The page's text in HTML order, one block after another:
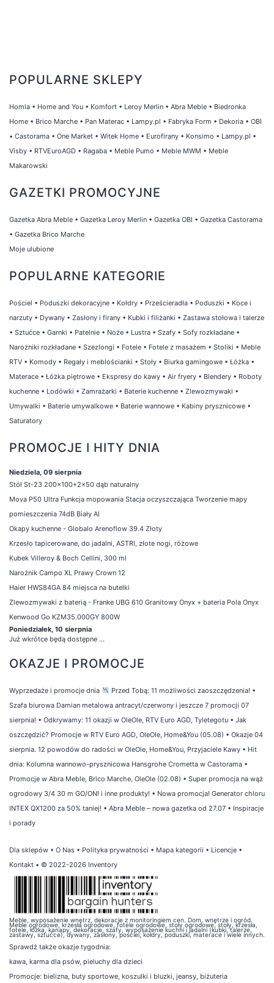
POPULARNE SKLEPY
Homla • Home and You • Komfort • Leroy Merlin • Abra Meble • Biedronka
Home • Brico Marche • Pan Materac • Lampy.pl • Fabryka Form • Dekoria • OBI
• Castorama • One Market • Witek Home • Eurofirany • Konsimo • Lampy.pl •
Visby • RTVEuroAGD • Ragaba • Meble Pumo • Meble MWM • Meble
Makarowski
GAZETKI PROMOCYJNE
Gazetka Abra Meble • Gazetka Leroy Merlin • Gazetka OBI • Gazetka Castorama
• Gazetka Brico Marche
Moje ulubione
POPULARNE KATEGORIE
Pościel • Poduszki dekoracyjne • Kołdry • Prześcieradła • Poduszki • Koce i
narzuty • Dywany • Zasłony i firany • Kubki i filiżanki • Zastawa stołowa i talerze
• Sztućce • Garnki • Patelnie • Noże • Lustra • Szafy • Sofy rozkładane •
Narożniki rozkładane • Szezlongi • Fotele • Fotele z masażem • Stoliki • Meble
RTV • Komody • Regały i meblościanki • Stoły • Biurka gamingowe • Łóżka •
Materace • Łóżka piętrowe • Ekspresy do kawy • Air fryery • Blendery • Roboty
kuchenne • Lodówki • Zamrażarki • Baterie kuchenne • Zlewozmywaki •
Umywalki • Baterie umywalkowe • Baterie wannowe • Kabiny prysznicowe •
Saturatory
PROMOCJE I HITY DNIA
Niedziela, 09 sierpnia
Stół St-23 200x100+2x50 dąb naturalny
Mova P50 Ultra Funkcja mopowania Stacja oczyszczająca Tworzenie mapy
pomieszczenia 74dB Biały AI
Okapy kuchenne - Globalo Arenoflow 39.4 Złoty
Krzesło tapicerowane, do jadalni, ASTRI, złote nogi, różowe
Kubek Villeroy & Boch Cellini, 300 ml
Narożnik Campo XL Prawy Crown 12
Haier HWS84GA 84 miejsca na butelki
Zlewozmywaki z baterią - Franke UBG 610 Granitowy Onyx + bateria Pola Onyx
Kenwood Go KZM35.000GY 800W
Poniedziałek, 10 sierpnia
Już wkrótce będą dostępne ...
OKAZJE I PROMOCJE
Wyprzedaże i promocje dnia Przed Tobą: 11 możliwości zaoszczędzenia!•
Szafa biurowa Damian metalowa antracyt/czerwony i jeszcze 7 promocji 07
sierpnia! • Odkrywamy: 11 okazji w OleOle, RTV Euro AGD, Tyletegotu • Jak
oszczędzić? Promocje w RTV Euro AGD, OleOle, Home&You (05.08) • Okazje 04
sierpnia. 12 powodów do radości w OleOle, Home&You, Przyjaciele Kawy • Hit
dnia: Kolumna wannowo-prysznicowa Hansgrohe Crometta w Castorama •
Promocje w Abra Meble, Brico Marche, OleOle (02.08) • Super promocja na wąż
ogrodowy 3/4 30 m GO/ON! i inne produkty! • Nowa promocja! Generator chloru
INTEX QX1200 za 50% taniej! • Abra Meble – nowa gazetka od 27.07 • Inspiracje
i porady
Dla sklepów • O Nas • Polityka prywatności • Mapa kategorii • Licencje •
Kontakt • © 2022-2026 Inventory
Meble, wyposażenie wnętrz, dekoracje z monitoringiem cen. Dom, wnętrze i ogród.
Meble ogrodowe, krzesła ogrodowe, fotele ogrodowe, stoły ogrodowe, stoły, krzesła,
fotele, łóżka, kanapy, dekoracje, szafy, wyposażenie kuchni i jadalni (kubki, talerze,
zastawy, sztućce), dywany, zasłony, pościel, kołdry, poduszki, materace i wiele innych.
Sprawdź także okazje tygodnia:
kawa, karma dla psów, pieluchy dla dzieci
Promocje: bielizna, buty sportowe, koszulki i bluzki, jeansy, biżuteria